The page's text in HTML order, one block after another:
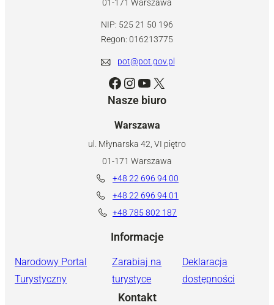
01-171 Warszawa
NIP: 525 21 50 196
Regon: 016213775
pot@pot.gov.pl
Facebook Instagram YouTube X
Nasze biuro
Warszawa
ul. Młynarska 42, VI piętro
01-171 Warszawa
+48 22 696 94 00
+48 22 696 94 01
+48 785 802 187
Informacje
Narodowy Portal
Turystyczny
Zarabiaj na
turystyce
Deklaracja
dostępności
Kontakt